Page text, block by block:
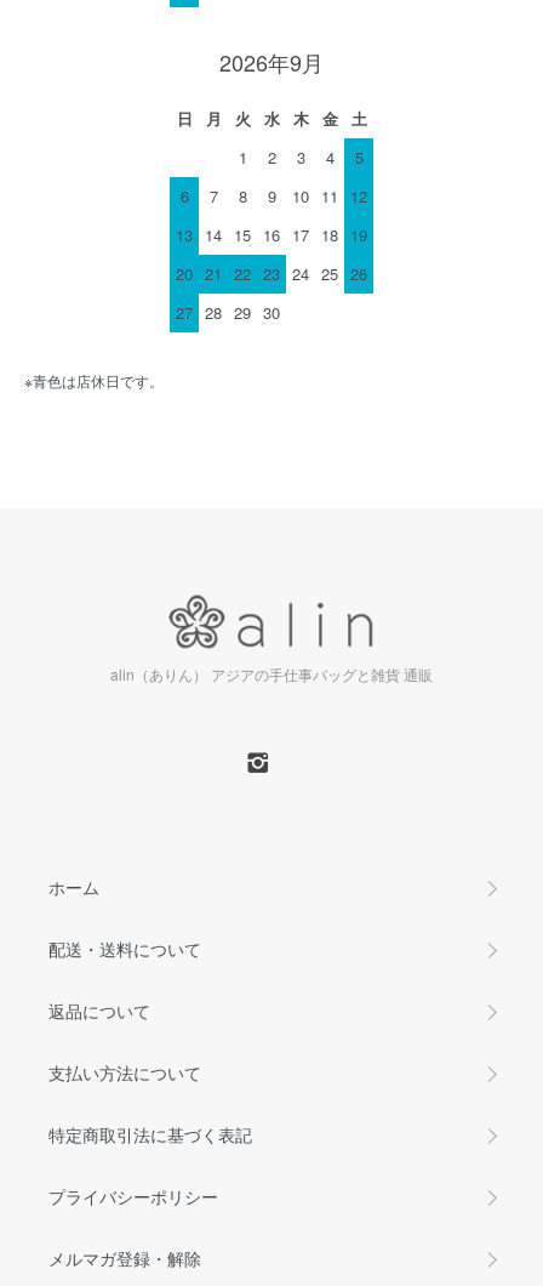
2026年9月
日 月 火 水 木 金
土
1
2 3 4
5
6
7 8 9 10 11
12
13 14 15 16 17 18 19
20 21 22 23 24 25 26
27 28 29 30
※青色は店休日です。
alin（ありん） アジアの手仕事バッグと雑貨 通販
ホーム
配送・送料について
返品について
支払い方法について
特定商取引法に基づく表記
プライバシーポリシー
メルマガ登録・解除